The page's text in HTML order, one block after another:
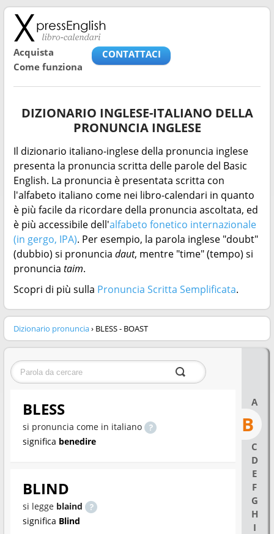
Acquista
Come funziona
CONTATTACI
DIZIONARIO INGLESE-ITALIANO DELLA
PRONUNCIA INGLESE
Il dizionario italiano-inglese della pronuncia inglese
presenta la pronuncia scritta delle parole del Basic
English. La pronuncia è presentata scritta con
l'alfabeto italiano come nei libro-calendari in quanto
è più facile da ricordare della pronuncia ascoltata, ed
è più accessibile dell'alfabeto fonetico internazionale
(in gergo, IPA). Per esempio, la parola inglese "doubt"
(dubbio) si pronuncia daut, mentre "time" (tempo) si
pronuncia taim.
Scopri di più sulla Pronuncia Scritta Semplificata.
Dizionario pronuncia› BLESS - BOAST
A
B
C
D
E
F
G
H
I
BLESS
si pronuncia come in italiano
significa benedire
BLIND
si legge blaind
significa Blind